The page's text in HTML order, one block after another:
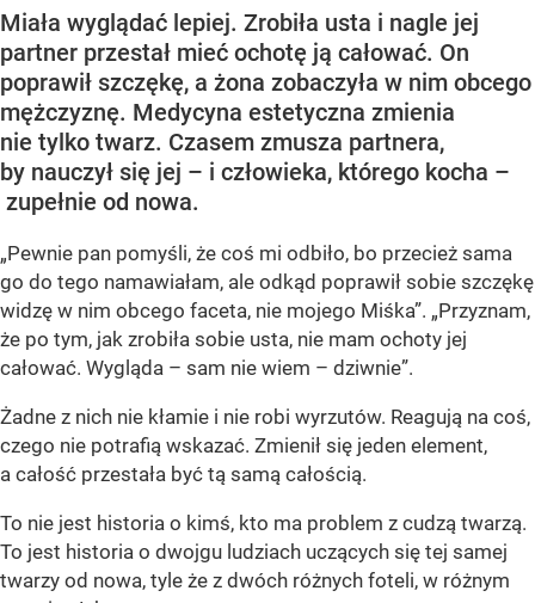
Miała wyglądać lepiej. Zrobiła usta i nagle jej
partner przestał mieć ochotę ją całować. On
poprawił szczękę, a żona zobaczyła w nim obcego
mężczyznę. Medycyna estetyczna zmienia
nie tylko twarz. Czasem zmusza partnera,
by nauczył się jej – i człowieka, którego kocha –
zupełnie od nowa.
„Pewnie pan pomyśli, że coś mi odbiło, bo przecież sama
go do tego namawiałam, ale odkąd poprawił sobie szczękę
widzę w nim obcego faceta, nie mojego Miśka”. „Przyznam,
że po tym, jak zrobiła sobie usta, nie mam ochoty jej
całować. Wygląda – sam nie wiem – dziwnie”.
Żadne z nich nie kłamie i nie robi wyrzutów. Reagują na coś,
czego nie potrafią wskazać. Zmienił się jeden element,
a całość przestała być tą samą całością.
To nie jest historia o kimś, kto ma problem z cudzą twarzą.
To jest historia o dwojgu ludziach uczących się tej samej
twarzy od nowa, tyle że z dwóch różnych foteli, w różnym